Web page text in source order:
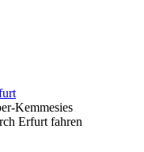
Kemmesies
Erfurt fahren